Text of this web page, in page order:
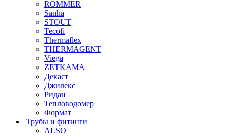
ROMMER
Sanha
STOUT
Tecofi
Thermaflex
THERMAGENT
Viega
ZETKAMA
Декаст
Джилекс
Ридан
Тепловодомер
Формат
Трубы и фитинги
ALSO